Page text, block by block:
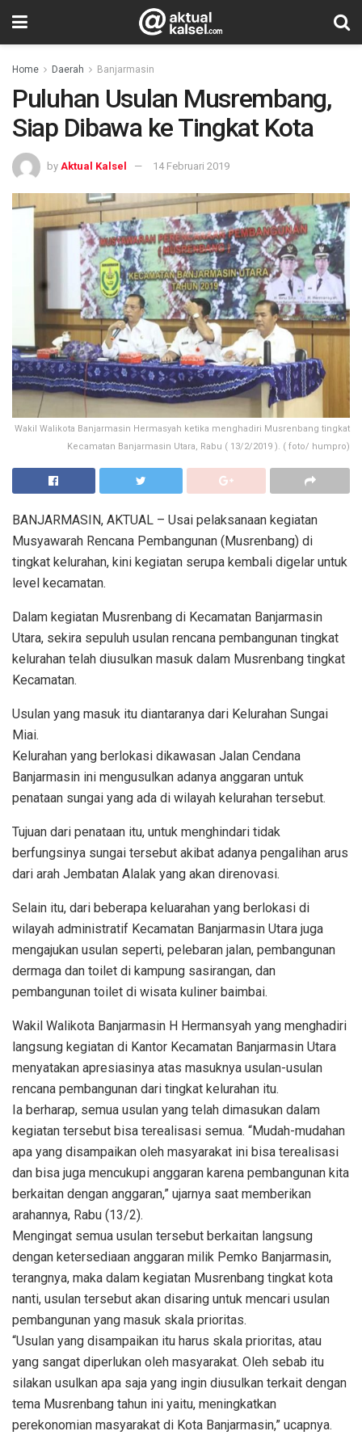
Home Daerah Banjarmasin
Puluhan Usulan Musrembang,
Siap Dibawa ke Tingkat Kota
by Aktual Kalsel 14 Februari 2019
Wakil Walikota Banjarmasin Hermasyah ketika menghadiri Musrenbang tingkat
Kecamatan Banjarmasin Utara, Rabu ( 13/2/2019 ). ( foto/ humpro)
BANJARMASIN, AKTUAL – Usai pelaksanaan kegiatan
Musyawarah Rencana Pembangunan (Musrenbang) di
tingkat kelurahan, kini kegiatan serupa kembali digelar untuk
level kecamatan.
Dalam kegiatan Musrenbang di Kecamatan Banjarmasin
Utara, sekira sepuluh usulan rencana pembangunan tingkat
kelurahan telah diusulkan masuk dalam Musrenbang tingkat
Kecamatan.
Usulan yang masuk itu diantaranya dari Kelurahan Sungai
Miai.
Kelurahan yang berlokasi dikawasan Jalan Cendana
Banjarmasin ini mengusulkan adanya anggaran untuk
penataan sungai yang ada di wilayah kelurahan tersebut.
Tujuan dari penataan itu, untuk menghindari tidak
berfungsinya sungai tersebut akibat adanya pengalihan arus
dari arah Jembatan Alalak yang akan direnovasi.
Selain itu, dari beberapa keluarahan yang berlokasi di
wilayah administratif Kecamatan Banjarmasin Utara juga
mengajukan usulan seperti, pelebaran jalan, pembangunan
dermaga dan toilet di kampung sasirangan, dan
pembangunan toilet di wisata kuliner baimbai.
Wakil Walikota Banjarmasin H Hermansyah yang menghadiri
langsung kegiatan di Kantor Kecamatan Banjarmasin Utara
menyatakan apresiasinya atas masuknya usulan-usulan
rencana pembangunan dari tingkat kelurahan itu.
Ia berharap, semua usulan yang telah dimasukan dalam
kegiatan tersebut bisa terealisasi semua. “Mudah-mudahan
apa yang disampaikan oleh masyarakat ini bisa terealisasi
dan bisa juga mencukupi anggaran karena pembangunan kita
berkaitan dengan anggaran,” ujarnya saat memberikan
arahannya, Rabu (13/2).
Mengingat semua usulan tersebut berkaitan langsung
dengan ketersediaan anggaran milik Pemko Banjarmasin,
terangnya, maka dalam kegiatan Musrenbang tingkat kota
nanti, usulan tersebut akan disaring untuk mencari usulan
pembangunan yang masuk skala prioritas.
“Usulan yang disampaikan itu harus skala prioritas, atau
yang sangat diperlukan oleh masyarakat. Oleh sebab itu
silakan usulkan apa saja yang ingin diusulkan terkait dengan
tema Musrenbang tahun ini yaitu, meningkatkan
perekonomian masyarakat di Kota Banjarmasin,” ucapnya.